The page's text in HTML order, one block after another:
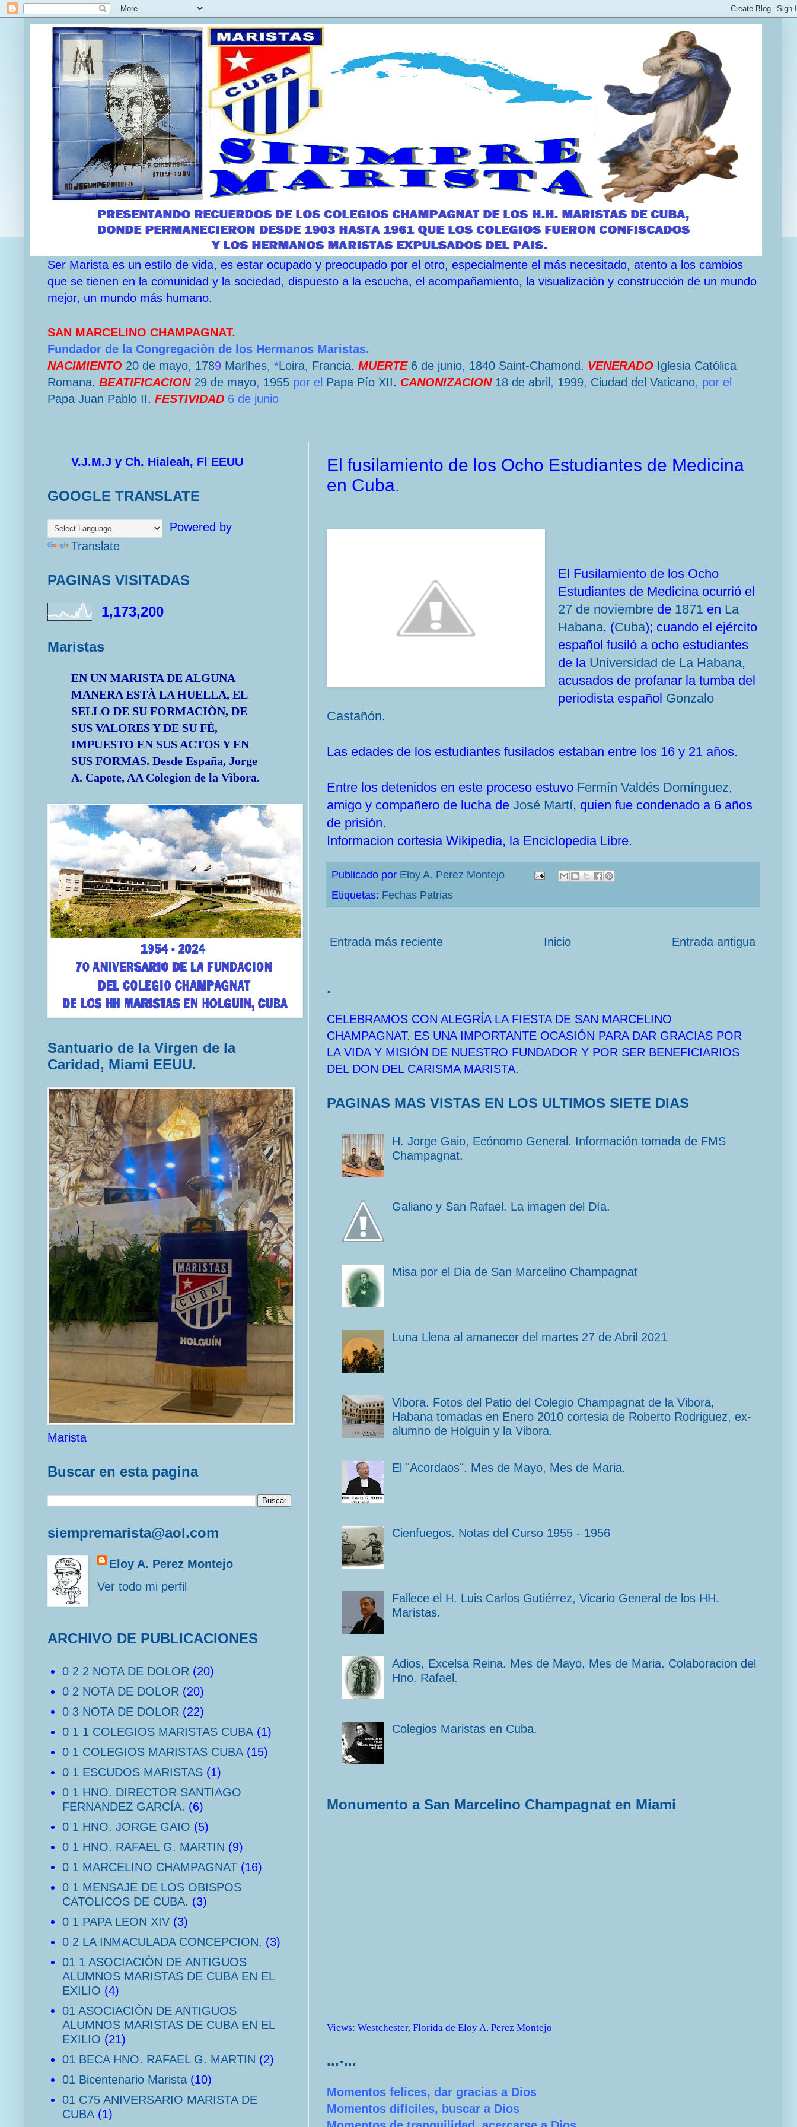
Ser Marista es un estilo de vida, es estar ocupado y preocupado por el otro, especialmente el más necesitado, atento a los cambios
que se tienen en la comunidad y la sociedad, dispuesto a la escucha, el acompañamiento, la visualización y construcción de un mundo
mejor, un mundo más humano.
SAN MARCELINO CHAMPAGNAT.
Fundador de la Congregaciòn de los Hermanos Maristas.
NACIMIENTO 20 de mayo, 1789 Marlhes, *Loira, Francia. MUERTE 6 de junio, 1840 Saint-Chamond. VENERADO Iglesia Católica
Romana. BEATIFICACION 29 de mayo, 1955 por el Papa Pío XII. CANONIZACION 18 de abril , 1999, Ciudad del Vaticano, por el
Papa Juan Pablo II. FESTIVIDAD 6 de junio
El fusilamiento de los Ocho Estudiantes de Medicina
en Cuba.
El Fusilamiento de los Ocho
Estudiantes de Medicina ocurrió el
27 de noviembre de 1871 en La
Habana, (Cuba); cuando el ejército
español fusiló a ocho estudiantes
de la Universidad de La Habana,
acusados de profanar la tumba del
periodista español Gonzalo
Castañón.
Las edades de los estudiantes fusilados estaban entre los 16 y 21 años.
Entre los detenidos en este proceso estuvo Fermín Valdés Domínguez,
amigo y compañero de lucha de José Martí, quien fue condenado a 6 años
de prisión.
Informacion cortesia Wikipedia, la Enciclopedia Libre.
Publicado por Eloy A. Perez Montejo
Etiquetas: Fechas Patrias
Entrada más reciente Entrada antigua
Inicio
.
CELEBRAMOS CON ALEGRÍA LA FIESTA DE SAN MARCELINO
CHAMPAGNAT. ES UNA IMPORTANTE OCASIÓN PARA DAR GRACIAS POR
LA VIDA Y MISIÓN DE NUESTRO FUNDADOR Y POR SER BENEFICIARIOS
DEL DON DEL CARISMA MARISTA.
PAGINAS MAS VISTAS EN LOS ULTIMOS SIETE DIAS
H. Jorge Gaio, Ecónomo General. Información tomada de FMS
Champagnat.
Galiano y San Rafael. La imagen del Día.
Misa por el Dia de San Marcelino Champagnat
Luna Llena al amanecer del martes 27 de Abril 2021
Vibora. Fotos del Patio del Colegio Champagnat de la Vibora,
Habana tomadas en Enero 2010 cortesia de Roberto Rodriguez, ex-
alumno de Holguin y la Vibora.
El ¨Acordaos¨. Mes de Mayo, Mes de Maria.
Cienfuegos. Notas del Curso 1955 - 1956
Fallece el H. Luis Carlos Gutiérrez, Vicario General de los HH.
Maristas.
Adios, Excelsa Reina. Mes de Mayo, Mes de Maria. Colaboracion del
Hno. Rafael.
Colegios Maristas en Cuba.
Monumento a San Marcelino Champagnat en Miami
Views: Westchester, Florida de Eloy A. Perez Montejo
...-...
Momentos felices, dar gracias a Dios
Momentos difíciles, buscar a Dios
V.J.M.J y Ch. Hialeah, Fl EEUU
GOOGLE TRANSLATE
Powered by
Translate
PAGINAS VISITADAS
1,173,200
Maristas
EN UN MARISTA DE ALGUNA
MANERA ESTÀ LA HUELLA, EL
SELLO DE SU FORMACIÒN, DE
SUS VALORES Y DE SU FÈ,
IMPUESTO EN SUS ACTOS Y EN
SUS FORMAS. Desde España, Jorge
A. Capote, AA Colegion de la Vìbora.
Santuario de la Virgen de la
Caridad, Miami EEUU.
Marista
Buscar en esta pagina
siempremarista@aol.com
Eloy A. Perez Montejo
Ver todo mi perfil
ARCHIVO DE PUBLICACIONES
0 2 2 NOTA DE DOLOR (20)
0 2 NOTA DE DOLOR (20)
0 3 NOTA DE DOLOR (22)
0 1 1 COLEGIOS MARISTAS CUBA (1)
0 1 COLEGIOS MARISTAS CUBA (15)
0 1 ESCUDOS MARISTAS (1)
0 1 HNO. DIRECTOR SANTIAGO
FERNANDEZ GARCÍA. (6)
0 1 HNO. JORGE GAIO (5)
0 1 HNO. RAFAEL G. MARTIN (9)
0 1 MARCELINO CHAMPAGNAT (16)
0 1 MENSAJE DE LOS OBISPOS
CATOLICOS DE CUBA. (3)
0 1 PAPA LEON XIV (3)
0 2 LA INMACULADA CONCEPCION. (3)
01 1 ASOCIACIÒN DE ANTIGUOS
ALUMNOS MARISTAS DE CUBA EN EL
EXILIO (4)
01 ASOCIACIÒN DE ANTIGUOS
ALUMNOS MARISTAS DE CUBA EN EL
EXILIO (21)
01 BECA HNO. RAFAEL G. MARTIN (2)
01 Bicentenario Marista (10)
01 C75 ANIVERSARIO MARISTA DE
CUBA (1)